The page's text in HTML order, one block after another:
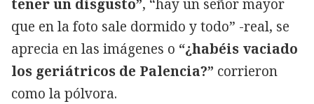
tener un disgusto”, “hay un señor mayor
que en la foto sale dormido y todo” -real, se
aprecia en las imágenes o “¿habéis vaciado
los geriátricos de Palencia?” corrieron
como la pólvora.